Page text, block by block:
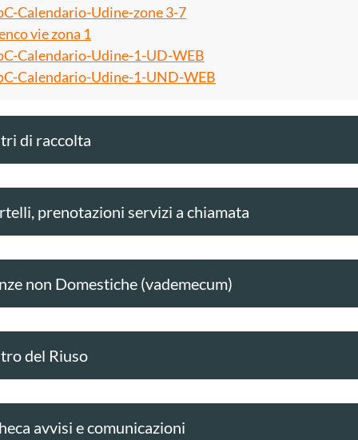
Calendario-Udine-zone 3-7
vie zona 1
Calendario-Udine-1-UD-WEB
Calendario-Udine-1-UND-WEB
di raccolta
prenotazioni servizi a chiamata
non Domestiche (vademecum)
del Riuso
avvisi e comunicazioni